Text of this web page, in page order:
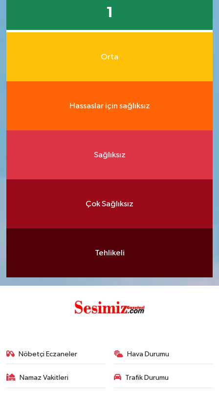
1
Orta
Hassaslar için sağlıksız
Sağlıksız
Çok Sağlıksız
Tehlikeli
Nöbetçi Eczaneler Hava Durumu
Namaz Vakitleri Trafik Durumu